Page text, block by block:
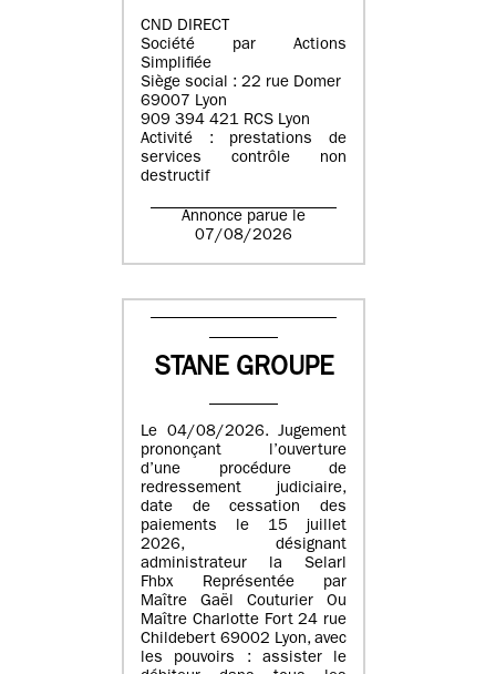
CND DIRECT
Société par Actions
Simplifiée
Siège social : 22 rue Domer
69007 Lyon
909 394 421 RCS Lyon
Activité : prestations de
services contrôle non
destructif
Annonce parue le
07/08/2026
STANE GROUPE
Le 04/08/2026. Jugement
prononçant l’ouverture
d’une procédure de
redressement judiciaire,
date de cessation des
paiements le 15 juillet
2026, désignant
administrateur la Selarl
Fhbx Représentée par
Maître Gaël Couturier Ou
Maître Charlotte Fort 24 rue
Childebert 69002 Lyon, avec
les pouvoirs : assister le